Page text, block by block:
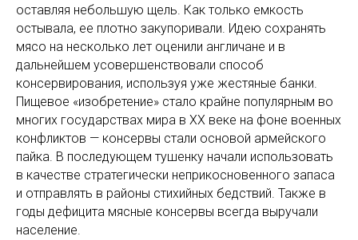
оставляя небольшую щель. Как только емкость
остывала, ее плотно закупоривали. Идею сохранять
мясо на несколько лет оценили англичане и в
дальнейшем усовершенствовали способ
консервирования, используя уже жестяные банки.
Пищевое «изобретение» стало крайне популярным во
многих государствах мира в XX веке на фоне военных
конфликтов — консервы стали основой армейского
пайка. В последующем тушенку начали использовать
в качестве стратегически неприкосновенного запаса
и отправлять в районы стихийных бедствий. Также в
годы дефицита мясные консервы всегда выручали
население.